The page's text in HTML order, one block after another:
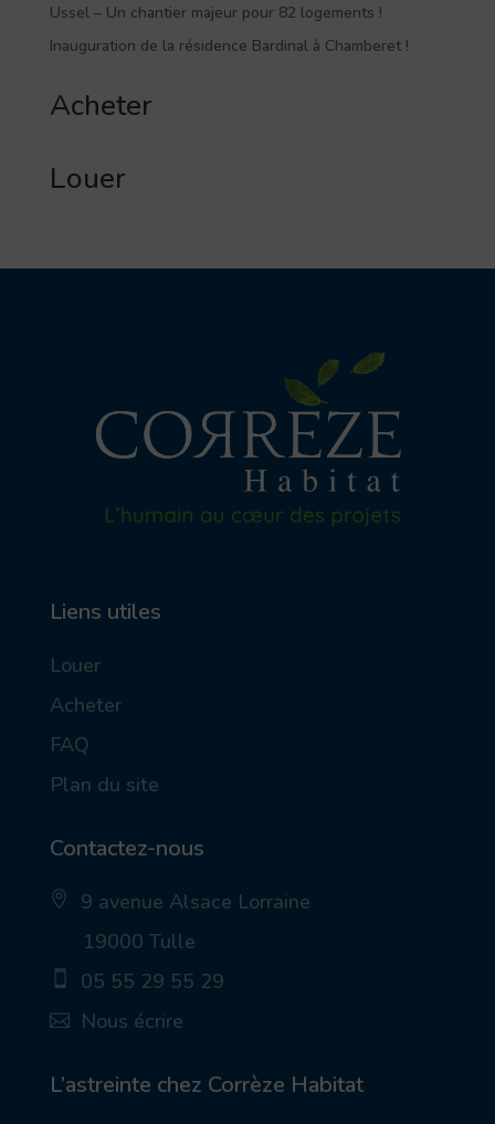
Ussel – Un chantier majeur pour 82 logements !
Inauguration de la résidence Bardinal à Chamberet !
Acheter
Louer
Liens utiles
Louer
Acheter
FAQ
Plan du site
Contactez-nous
in
lt
9 avenue Alsace Lorraine
19000 Tulle
on
ob
05 55 29 55 29
_
Nous écrire
L’astreinte chez Corrèze Habitat